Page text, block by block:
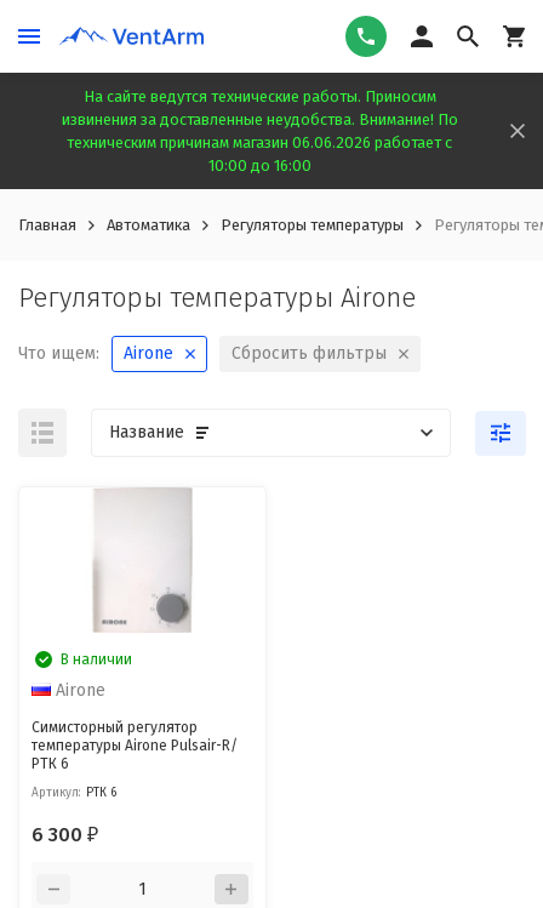
На сайте ведутся технические работы. Приносим
извинения за доставленные неудобства. Внимание! По
техническим причинам магазин 06.06.2026 работает с
10:00 до 16:00
Главная Автоматика Регуляторы температуры Регуляторы
Регуляторы температуры Airone
Что ищем: Airone Сбросить фильтры
Название
В наличии
Airone
Симисторный регулятор
температуры Airone Pulsair-R/
РТК 6
Артикул: РТК 6
6 300₽